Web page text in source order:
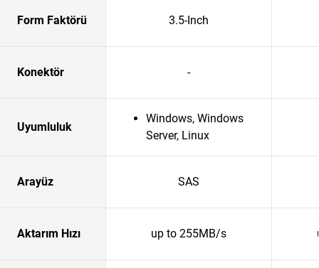
Form Faktörü 3.5-Inch
Konektör -
Uyumluluk
Windows, Windows
Server, Linux
Arayüz SAS
Aktarım Hızı up to 255MB/s